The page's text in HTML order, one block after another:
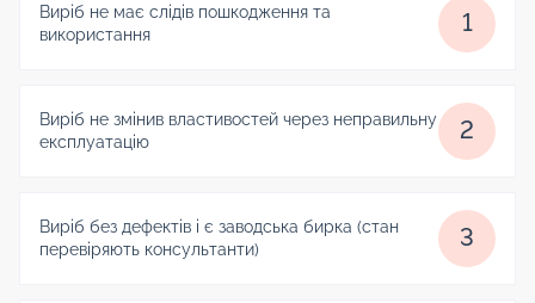
Виріб не має слідів пошкодження та
використання
1
Виріб не змінив властивостей через неправильну
експлуатацію
2
Виріб без дефектів і є заводська бирка (стан
перевіряють консультанти)
3